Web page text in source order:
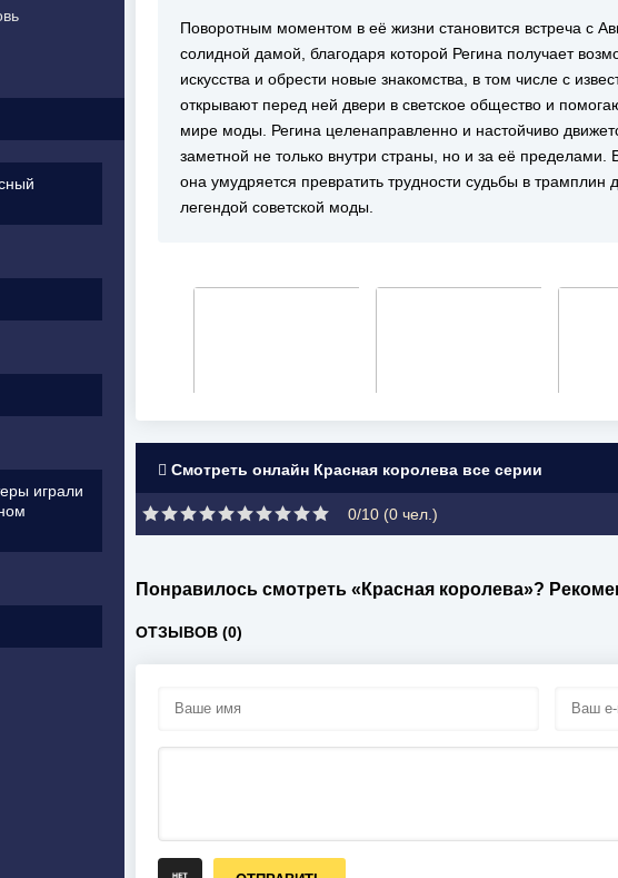
Поворотным моментом в её жизни становится встреча с
солидной дамой, благодаря которой Регина получает
искусства и обрести новые знакомства, в том числе с
открывают перед ней двери в светское общество и
мире моды. Регина целенаправленно и настойчиво
заметной не только внутри страны, но и за её пределами.
она умудряется превратить трудности судьбы в
легендой советской моды.
Смотреть онлайн Красная королева все серии
0/10 (0 чел.)
Понравилось смотреть «Красная королева»?
ОТЗЫВОВ (0)
играли